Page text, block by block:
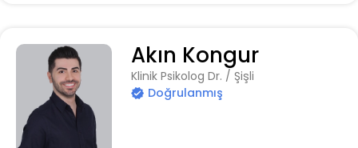
Akın Kongur
Klinik Psikolog Dr. / Şişli
Doğrulanmış